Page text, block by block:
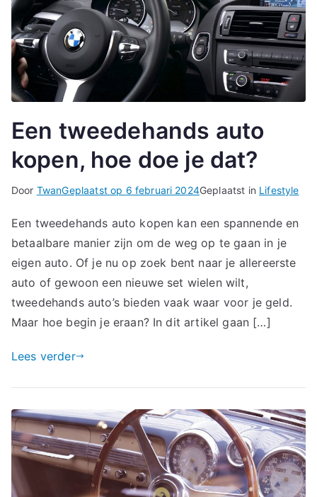
Een tweedehands auto
kopen, hoe doe je dat?
Door TwanGeplaatst op 6 februari 2024Geplaatst in Lifestyle
Een tweedehands auto kopen kan een spannende en
betaalbare manier zijn om de weg op te gaan in je
eigen auto. Of je nu op zoek bent naar je allereerste
auto of gewoon een nieuwe set wielen wilt,
tweedehands auto’s bieden vaak waar voor je geld.
Maar hoe begin je eraan? In dit artikel gaan […]
Lees verder